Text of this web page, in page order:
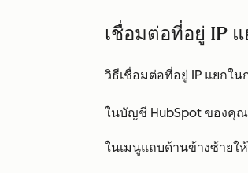
เชื่อมต่อที่อยู่ IP
วิธีเชื่อมต่อที่อยู่ IP แยกใน
ในบัญชี HubSpot ของคุ
ในเมนูแถบด้านข้างซ้ายใ